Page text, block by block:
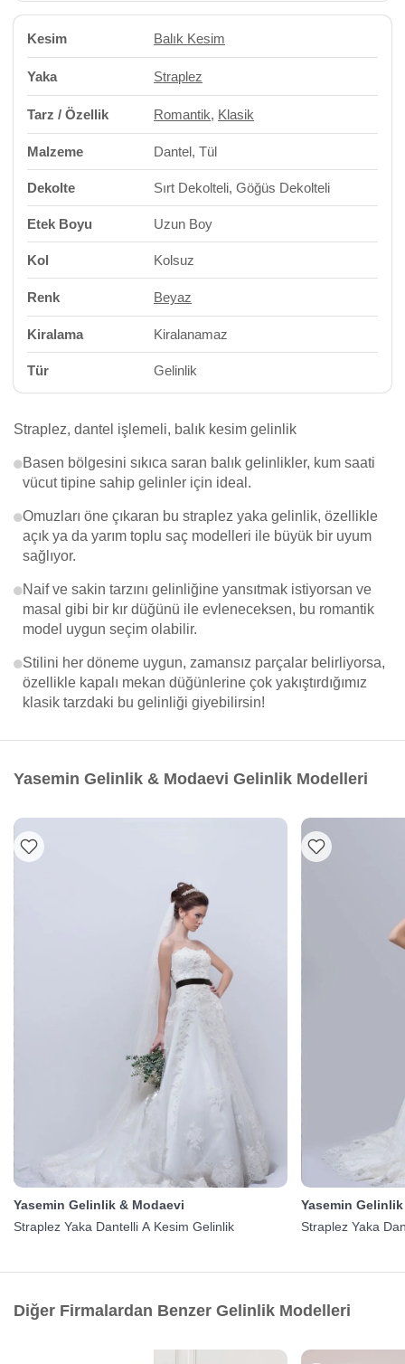
Kesim Balık Kesim
Yaka Straplez
Tarz / Özellik Romantik, Klasik
Malzeme Dantel, Tül
Dekolte Sırt Dekolteli, Göğüs Dekolteli
Etek Boyu Uzun Boy
Kol Kolsuz
Renk Beyaz
Kiralama Kiralanamaz
Tür Gelinlik
Straplez, dantel işlemeli, balık kesim gelinlik
Basen bölgesini sıkıca saran balık gelinlikler, kum saati
vücut tipine sahip gelinler için ideal.
Omuzları öne çıkaran bu straplez yaka gelinlik, özellikle
açık ya da yarım toplu saç modelleri ile büyük bir uyum
sağlıyor.
Naif ve sakin tarzını gelinliğine yansıtmak istiyorsan ve
masal gibi bir kır düğünü ile evleneceksen, bu romantik
model uygun seçim olabilir.
Stilini her döneme uygun, zamansız parçalar belirliyorsa,
özellikle kapalı mekan düğünlerine çok yakıştırdığımız
klasik tarzdaki bu gelinliği giyebilirsin!
Yasemin Gelinlik & Modaevi Gelinlik Modelleri
Yasemin Gelinlik & Modaevi
Straplez Yaka Dantelli A Kesim Gelinlik
Yasemin
Straplez Yaka
Diğer Firmalardan Benzer Gelinlik Modelleri